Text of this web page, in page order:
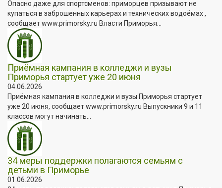
Опасно даже для спортсменов: приморцев призывают не
купаться в заброшенных карьерах и технических водоёмах ,
сообщает www.primorsky.ru Власти Приморья...
Приёмная кампания в колледжи и вузы
Приморья стартует уже 20 июня
04.06.2026
Приёмная кампания в колледжи и вузы Приморья стартует
уже 20 июня, сообщает www.primorsky.ru Выпускники 9 и 11
классов могут начинать...
34 меры поддержки полагаются семьям с
детьми в Приморье
01.06.2026